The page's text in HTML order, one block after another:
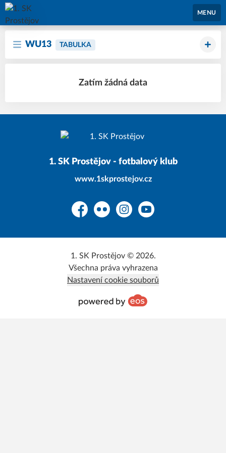
1. SK Prostějov
MENU
WU13 TABULKA
Zatím žádná data
1. SK Prostějov - fotbalový klub
www.1skprostejov.cz
FacebookFlickr InstagramYouTube
1. SK Prostějov © 2026.
Všechna práva vyhrazena
Nastavení cookie souborů